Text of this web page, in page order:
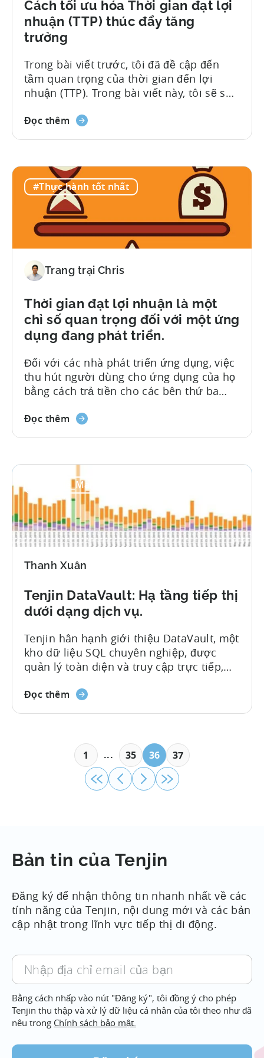
Cách tối ưu hóa Thời gian đạt lợi
nhuận (TTP) thúc đẩy tăng
trưởng
Trong bài viết trước, tôi đã đề cập đến
tầm quan trọng của thời gian đến lợi
nhuận (TTP). Trong bài viết này, tôi sẽ sử
cách TTP ảnh hưởng đến sự tăng trưởng
định. Giả sử bạn có ngân sách ban đầu là
$1,000 với chi phí trung bình để thu hút
một người dùng được thiết lập...
Đọc thêm
#Thực hành tốt nhất
Trang trại Chris
Thời gian đạt lợi nhuận là một
chỉ số quan trọng đối với một ứng
dụng đang phát triển.
Đối với các nhà phát triển ứng dụng, việc
thu hút người dùng cho ứng dụng của họ
bằng cách trả tiền cho các bên thứ ba
Việc trả tiền để thu hút người dùng là
triển ứng dụng cần theo dõi tốc độ thu
hồi vốn đầu tư. Thời gian đạt lợi nhuận
(TTP), còn được gọi là "thời gian hòa vốn",
là...
Đọc thêm
#Mobile_Marketing_Xu_hướng
Thanh Xuân
Tenjin DataVault: Hạ tầng tiếp thị
dưới dạng dịch vụ.
Tenjin hân hạnh giới thiệu DataVault, một
kho dữ liệu SQL chuyên nghiệp, được
quản lý toàn diện và truy cập trực tiếp,
Đây là một bước tiến lớn trong việc dân
doanh sau khi ứng dụng di động của họ
cho thấy tiềm năng. Điều này gây phân
tâm. Tenjin có thể giảm bớt công việc hạ
tầng này với DataVault, cho phép các nhà
Đọc thêm
1 ... 35 36 37
Bản tin của Tenjin
Đăng ký để nhận thông tin nhanh nhất về các
tính năng của Tenjin, nội dung mới và các bản
cập nhật trong lĩnh vực tiếp thị di động.
Nhập
chỉ
email
của
bạn
Bằng cách nhấp vào nút "Đăng ký", tôi đồng ý cho phép
Tenjin thu thập và xử lý dữ liệu cá nhân của tôi theo như đã
nêu trong Chính sách bảo mật.